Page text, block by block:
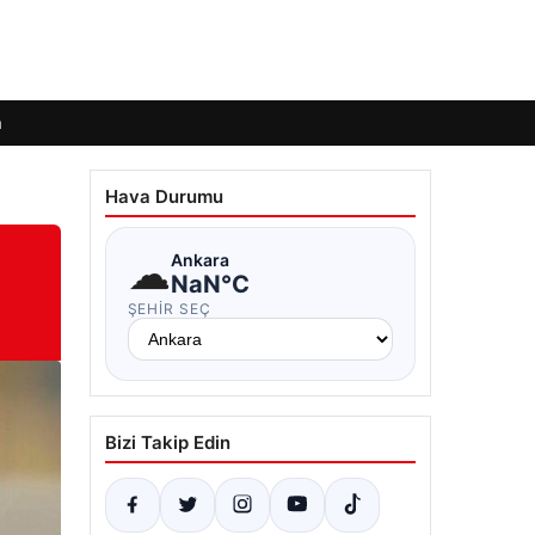
Hava Durumu
☁Ankara
NaN°C
ŞEHIR SEÇ
Bizi Takip Edin